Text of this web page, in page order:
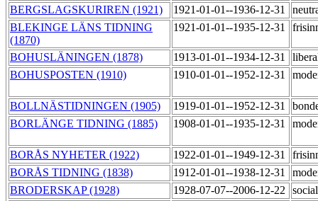
BERGSLAGSKURIREN (1921) 1921-01-01--1936-12-31
BLEKINGE LÄNS TIDNING
(1870)
1921-01-01--1935-12-31
BOHUSLÄNINGEN (1878) 1913-01-01--1934-12-31
BOHUSPOSTEN (1910)
1910-01-01--1952-12-31
BOLLNÄSTIDNINGEN (1905) 1919-01-01--1952-12-31
BORLÄNGE TIDNING (1885)
1908-01-01--1935-12-31
BORÅS NYHETER (1922) 1922-01-01--1949-12-31
BORÅS TIDNING (1838)
1912-01-01--1938-12-31
BRODERSKAP (1928)
1928-07-07--2006-12-22